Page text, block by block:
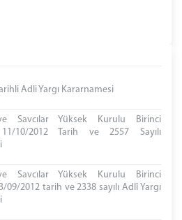
Adli Yargı Kararnamesi
Savcılar Yüksek Kurulu Birinci
10/2012 Tarih ve 2557 Sayılı
Savcılar Yüksek Kurulu Birinci
09/2012 tarih ve 2338 sayılı Adlî Yargı